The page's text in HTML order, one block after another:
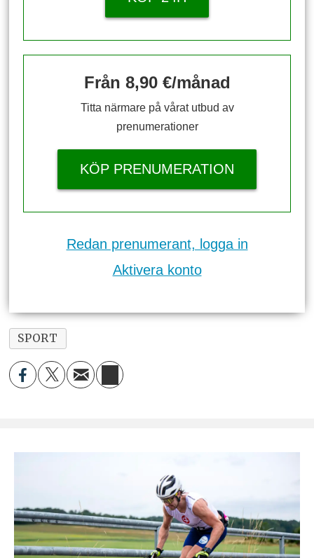
Från 8,90 €/månad
Titta närmare på vårat utbud av
prenumerationer
KÖP PRENUMERATION
Redan prenumerant, logga in
Aktivera konto
SPORT